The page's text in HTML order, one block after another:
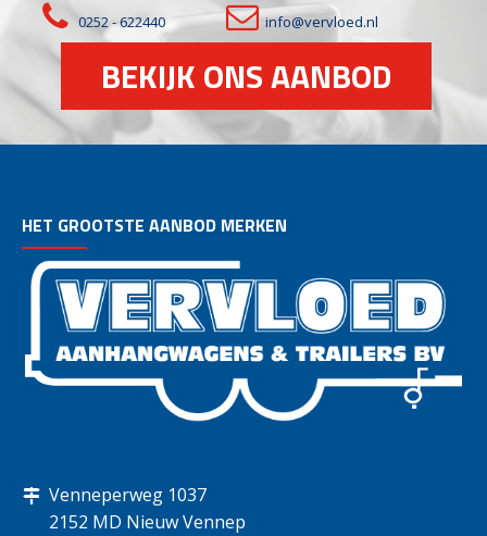
0252 - 622440 info@vervloed.nl
BEKIJK ONS AANBOD
HET GROOTSTE AANBOD MERKEN
Venneperweg 1037
2152 MD Nieuw Vennep